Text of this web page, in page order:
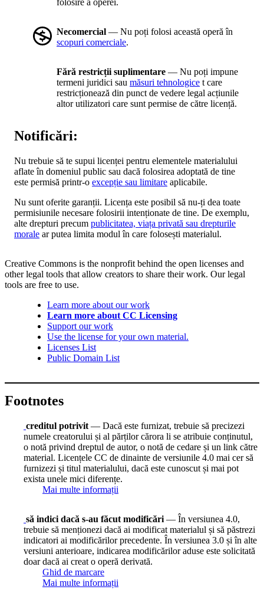
folosire a operei.
Necomercial — Nu poți folosi această operă în
scopuri comerciale.
Fără restricții suplimentare — Nu poți impune
termeni juridici sau măsuri tehnologice t care
restricționează din punct de vedere legal acțiunile
altor utilizatori care sunt permise de către licență.
Notificări:
Nu trebuie să te supui licenței pentru elementele materialului
aflate în domeniul public sau dacă folosirea adoptată de tine
este permisă printr-o excepție sau limitare aplicabile.
Nu sunt oferite garanții. Licența este posibil să nu-ți dea toate
permisiunile necesare folosirii intenționate de tine. De exemplu,
alte drepturi precum publicitatea, viața privată sau drepturile
morale ar putea limita modul în care folosești materialul.
Creative Commons is the nonprofit behind the open licenses and
other legal tools that allow creators to share their work. Our legal
tools are free to use.
Learn more about our work
Learn more about CC Licensing
Support our work
Use the license for your own material.
Licenses List
Public Domain List
Footnotes
creditul potrivit — Dacă este furnizat, trebuie să precizezi
numele creatorului și al părților cărora li se atribuie conținutul,
o notă privind dreptul de autor, o notă de cedare și un link către
material. Licențele CC de dinainte de versiunile 4.0 mai cer să
furnizezi și titul materialului, dacă este cunoscut și mai pot
exista unele mici diferențe.
Mai multe informații
să indici dacă s-au făcut modificări — În versiunea 4.0,
trebuie să menționezi dacă ai modificat materialul și să păstrezi
indicatori ai modificărilor precedente. În versiunea 3.0 și în alte
versiuni anterioare, indicarea modificărilor aduse este solicitată
doar dacă ai creat o operă derivată.
Ghid de marcare
Mai multe informații